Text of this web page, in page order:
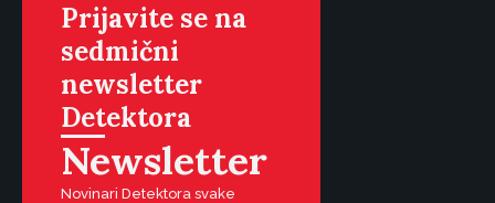
Prijavite se na
sedmični
newsletter
Detektora
Newsletter
Novinari Detektora svake